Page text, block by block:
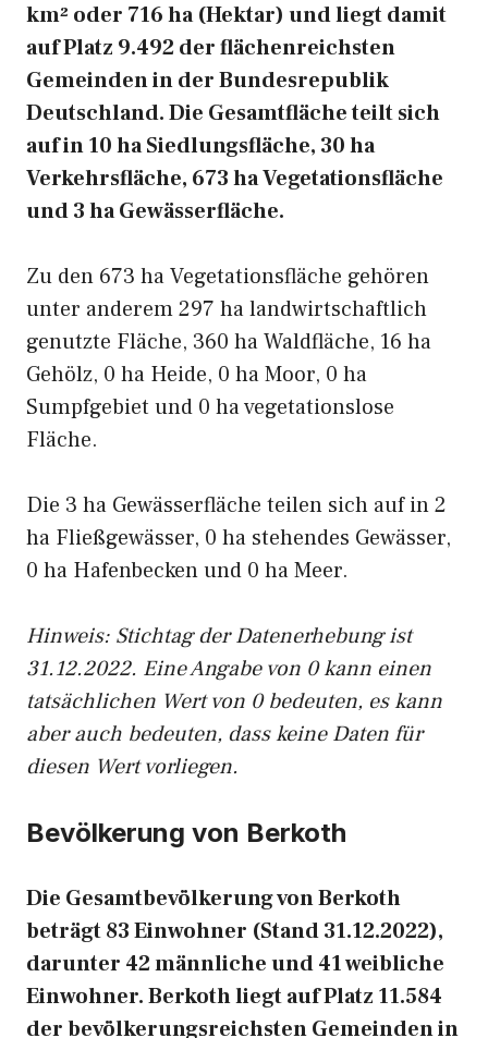
km² oder 716 ha (Hektar) und liegt damit
auf Platz 9.492 der flächenreichsten
Gemeinden in der Bundesrepublik
Deutschland. Die Gesamtfläche teilt sich
auf in 10 ha Siedlungsfläche, 30 ha
Verkehrsfläche, 673 ha Vegetationsfläche
und 3 ha Gewässerfläche.
Zu den 673 ha Vegetationsfläche gehören
unter anderem 297 ha landwirtschaftlich
genutzte Fläche, 360 ha Waldfläche, 16 ha
Gehölz, 0 ha Heide, 0 ha Moor, 0 ha
Sumpfgebiet und 0 ha vegetationslose
Fläche.
Die 3 ha Gewässerfläche teilen sich auf in 2
ha Fließgewässer, 0 ha stehendes Gewässer,
0 ha Hafenbecken und 0 ha Meer.
Hinweis: Stichtag der Datenerhebung ist
31.12.2022. Eine Angabe von 0 kann einen
tatsächlichen Wert von 0 bedeuten, es kann
aber auch bedeuten, dass keine Daten für
diesen Wert vorliegen.
Bevölkerung von Berkoth
Die Gesamtbevölkerung von Berkoth
beträgt 83 Einwohner (Stand 31.12.2022),
darunter 42 männliche und 41 weibliche
Einwohner. Berkoth liegt auf Platz 11.584
der bevölkerungsreichsten Gemeinden in